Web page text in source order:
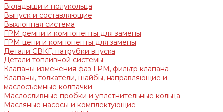
Вкладыши и полукольца
Выпуск и составляющие
Выхлопная система
ГРМ ремни и компоненты для замены
ГРМ цепи и компоненты для замены
Детали СВКГ, патрубки впуска
Детали топливной системы
Клапаны изменения фаз ГРМ, фильтр клапана
Клапаны, толкатели, шайбы, направляющие и
маслосъемные колпачки
Маслосливные пробки и уплотнительные кольца
Масляные насосы и комплектующие